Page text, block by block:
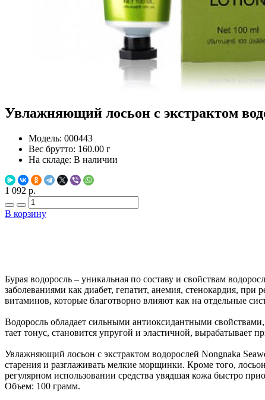
Увлажняющий лосьон с экстрактом
Модель: 000443
Вес брутто: 160.00 г
На складе: В наличии
1 092 р.
В корзину
Бурая водоросль – уникальная по составу и свойствам
заболеваниями как диабет, гепатит, анемия, стенокардия,
витаминов, которые благотворно влияют как на отдельные
Водоросль обладает сильными антиоксидантными
тает тонус, становится упругой и эластичной,
Увлажняющий лосьон с экстрактом водорослей Nongnaka
старения и разглаживать мелкие морщинки. Кроме того,
регулярном использовании средства увядшая кожа быстро
Объем: 100 грамм.